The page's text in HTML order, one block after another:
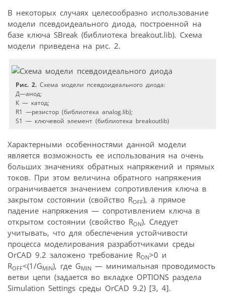
В некоторых случаях целесообразно использование
модели псевдоидеального диода, построенной на
базе ключа SBreak (библиотека breakout.lib). Схема
модели приведена на рис. 2.
Рис. 2. Схема модели псевдоидеального диода:
Д—анод;
К — катод;
R1 —резистор (библиотека analog.lib);
S1 — ключевой элемент (библиотека breakoutlib)
Характерными особенностями данной модели
является возможность ее использования на очень
больших значениях обратных напряжений и прямых
токов. При этом величина обратного напряжения
ограничивается значением сопротивления ключа в
закрытом состоянии (свойство ROFF), а прямое
падение напряжения — сопротивлением ключа в
открытом состоянии (свойство RON). Следует
учитывать, что для обеспечения устойчивости
процесса моделирования разработчиками среды
OrCAD 9.2 заложено требование RON>0 и
ROFF<(1/GMIN), где GMIN — минимальная проводимость
ветви цепи (задается во вкладке OPTIONS раздела
Simulation Settings среды OrCAD 9.2) [3, 4].